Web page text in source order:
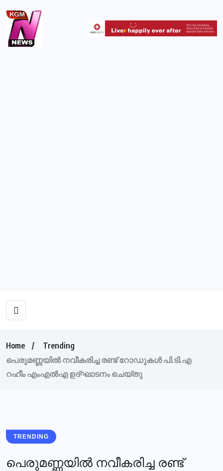
Home
Trending
പെരുമണ്ണയിൽ നവീകരിച്ച രണ്ട് റോഡുകൾ പി.ടി.എ
റഹീം എംഎൽഎ ഉദ്ഘാടനം ചെയ്തു
TRENDING
പെരുമണ്ണയിൽ നവീകരിച്ച രണ്ട്